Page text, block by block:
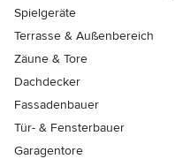
Spielgeräte
Terrasse & Außenbereich
Zäune & Tore
Dachdecker
Fassadenbauer
Tür- & Fensterbauer
Garagentore